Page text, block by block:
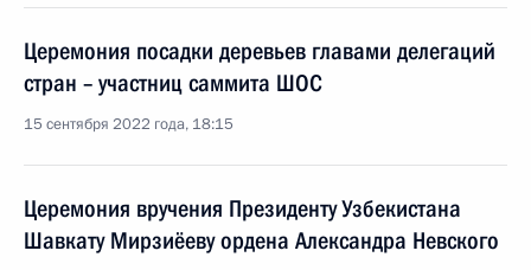
Церемония посадки деревьев главами делегаций
стран – участниц саммита ШОС
15 сентября 2022 года, 18:15
Церемония вручения Президенту Узбекистана
Шавкату Мирзиёеву ордена Александра Невского